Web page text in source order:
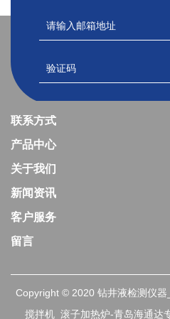
联系方式
产品中心
关于我们
新闻资讯
客户服务
留言
Copyright © 2020 钻井液检测仪
搅拌机_滚子加热炉-青岛海通达